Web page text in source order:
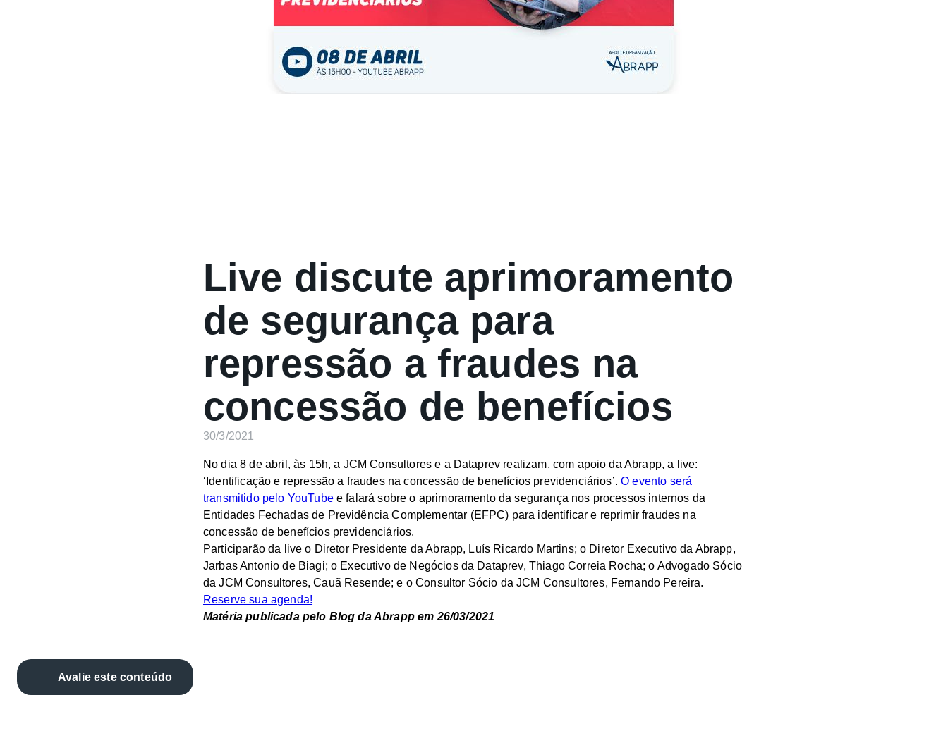
Live discute aprimoramento
de segurança para
repressão a fraudes na
concessão de benefícios
30/3/2021
No dia 8 de abril, às 15h, a JCM Consultores e a Dataprev realizam, com apoio da Abrapp, a live:
‘Identificação e repressão a fraudes na concessão de benefícios previdenciários’.O evento será
transmitido pelo YouTubee falará sobre o aprimoramento da segurança nos processos internos da
Entidades Fechadas de Previdência Complementar (EFPC) para identificar e reprimir fraudes na
concessão de benefícios previdenciários.
Participarão da live o Diretor Presidente da Abrapp, Luís Ricardo Martins; o Diretor Executivo da Abrapp,
Jarbas Antonio de Biagi; o Executivo de Negócios da Dataprev, Thiago Correia Rocha; o Advogado Sócio
da JCM Consultores, Cauã Resende; e o Consultor Sócio da JCM Consultores, Fernando Pereira.
Reserve sua agenda!
Matéria publicada pelo Blog da Abrapp em 26/03/2021
Avalie este conteúdo